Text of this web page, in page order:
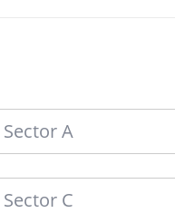
Sector A
Sector C